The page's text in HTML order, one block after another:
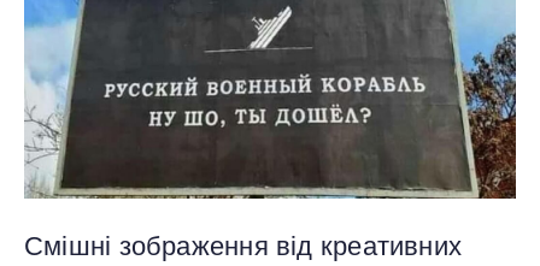
Смішні зображення від креативних